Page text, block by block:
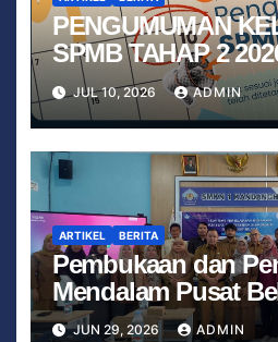
PENGUMUMAN
SPMB TAHAP 2
JUL 10, 2026 ADMIN
ARTIKEL BERITA
Pembukaan dan
Mendalam Pusat
Kandanghaur
JUN 29, 2026 ADMIN